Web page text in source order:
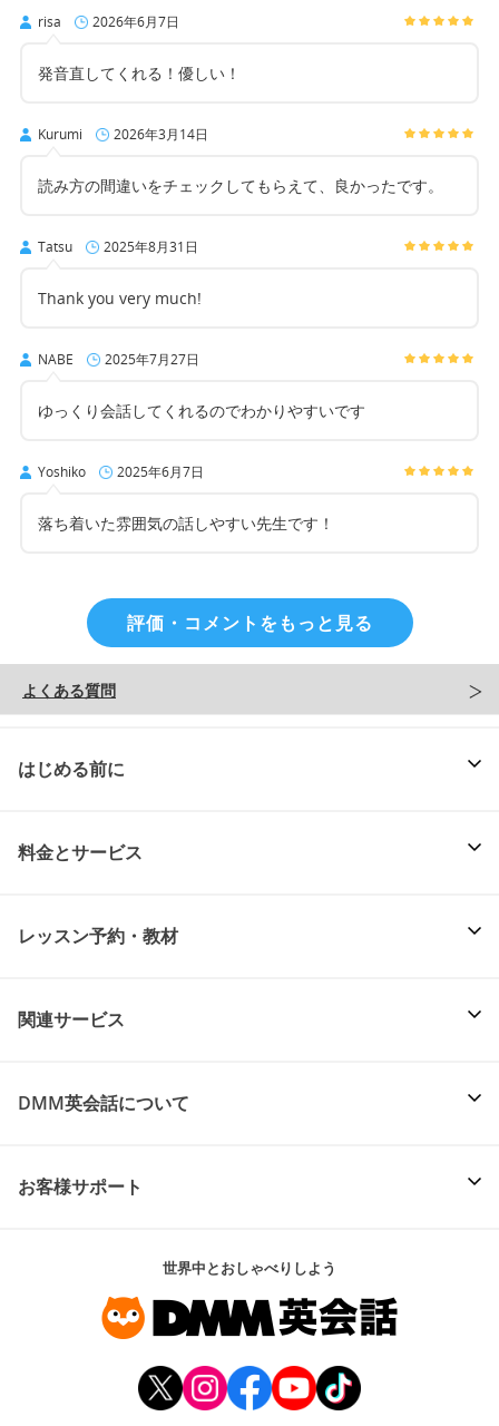
risa 2026年6月7日
発音直してくれる！優しい！
Kurumi 2026年3月14日
読み方の間違いをチェックしてもらえて、良かったです。
Tatsu 2025年8月31日
Thank you very much!
NABE 2025年7月27日
ゆっくり会話してくれるのでわかりやすいです
Yoshiko 2025年6月7日
落ち着いた雰囲気の話しやすい先生です！
評価・コメントをもっと見る
よくある質問
はじめる前に
料金とサービス
レッスン予約・教材
関連サービス
DMM英会話について
お客様サポート
世界中とおしゃべりしよう